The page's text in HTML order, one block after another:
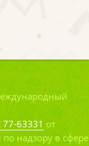
63331 от
надзору в сфере